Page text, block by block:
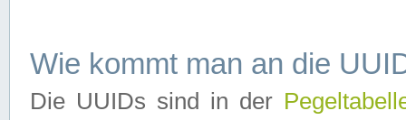
Wie kommt man an die
Die UUIDs sind in der